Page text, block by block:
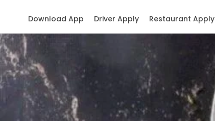
Restaurant Apply
Driver Apply
Download App